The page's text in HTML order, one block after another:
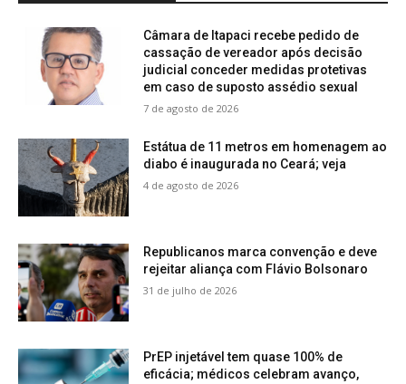
Câmara de Itapaci recebe pedido de
cassação de vereador após decisão
judicial conceder medidas protetivas
em caso de suposto assédio sexual
7 de agosto de 2026
Estátua de 11 metros em homenagem ao
diabo é inaugurada no Ceará; veja
4 de agosto de 2026
Republicanos marca convenção e deve
rejeitar aliança com Flávio Bolsonaro
31 de julho de 2026
PrEP injetável tem quase 100% de
eficácia; médicos celebram avanço,